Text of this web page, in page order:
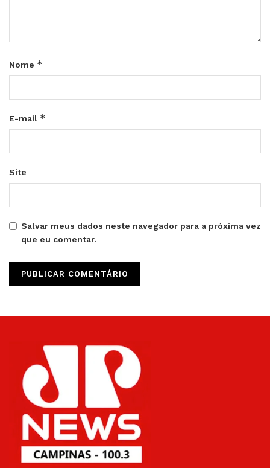
Nome *
E-mail *
Site
Salvar meus dados neste navegador para a próxima vez
que eu comentar.